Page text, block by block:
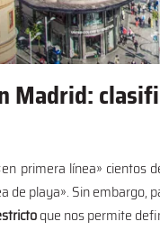
Madrid:
primera línea» cientos
de playa». Sin embargo,
que nos permite